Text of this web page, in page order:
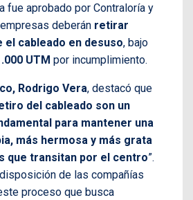
fue aprobado por Contraloría y
deberán retirar
cableado en desuso, bajo
UTM por incumplimiento.
Rodrigo Vera, destacó que
del cableado son un
para mantener una
más hermosa y más grata
que transitan por el centro”.
de las compañías
proceso que busca